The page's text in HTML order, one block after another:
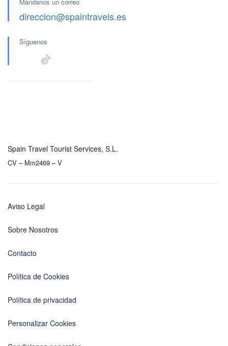
direccion@spaintravels.es
Síguenos
Spain Travel Tourist Services, S.L.
CV – Mm2469 – V
Aviso Legal
Sobre Nosotros
Contacto
Política de Cookies
Política de privacidad
Personalizar Cookies